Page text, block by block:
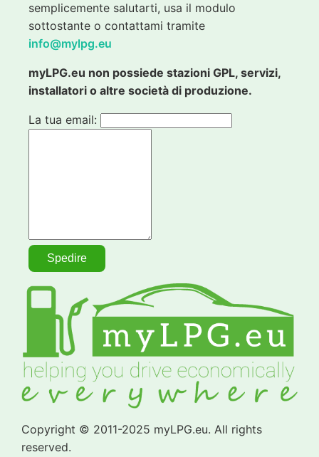
semplicemente salutarti, usa il modulo
sottostante o contattami tramite
info@mylpg.eu
myLPG.eu non possiede stazioni GPL, servizi,
installatori o altre società di produzione.
La tua email:
Copyright © 2011-2025 myLPG.eu. All rights
reserved.